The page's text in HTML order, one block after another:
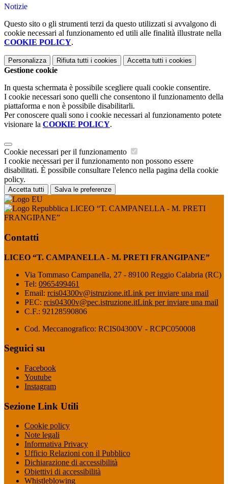
Notizie
Questo sito o gli strumenti terzi da questo utilizzati si avvalgono di
cookie necessari al funzionamento ed utili alle finalità illustrate nella
COOKIE POLICY.
Personalizza Rifiuta tutti i cookies Accetta tutti i cookies
Gestione cookie
In questa schermata è possibile scegliere quali cookie consentire.
I cookie necessari sono quelli che consentono il funzionamento della
piattaforma e non è possibile disabilitarli.
Per conoscere quali sono i cookie necessari al funzionamento potete
visionare la COOKIE POLICY.
Cookie necessari per il funzionamento
I cookie necessari per il funzionamento non possono essere
disabilitati. È possibile consultare l'elenco nella pagina della cookie
policy.
Accetta tutti Salva le preferenze
LICEO “T. CAMPANELLA - M. PRETI
FRANGIPANE”
Contatti
LICEO “T. CAMPANELLA - M. PRETI FRANGIPANE”
Via Tommaso Campanella, 27 - 89100 Reggio Calabria (RC)
Tel: 0965499461
Email: rcis04300v@istruzione.itLink per inviare una mail
PEC: rcis04300v@pec.istruzione.itLink per inviare una mail
C.F.: 92128590806
Cod. Meccanografico: RCIS04300V - RCPC050008
Seguici su
Facebook
Youtube
Instagram
Sezione Link Utili
Cookie policy
Note legali
Informativa Privacy
Ufficio Relazioni con il Pubblico
Dichiarazione di accessibilità
Obiettivi di accessibilità
Whistleblowing